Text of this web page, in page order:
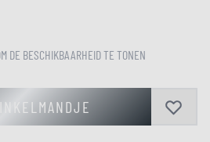
DE BESCHIKBAARHEID TE TONEN